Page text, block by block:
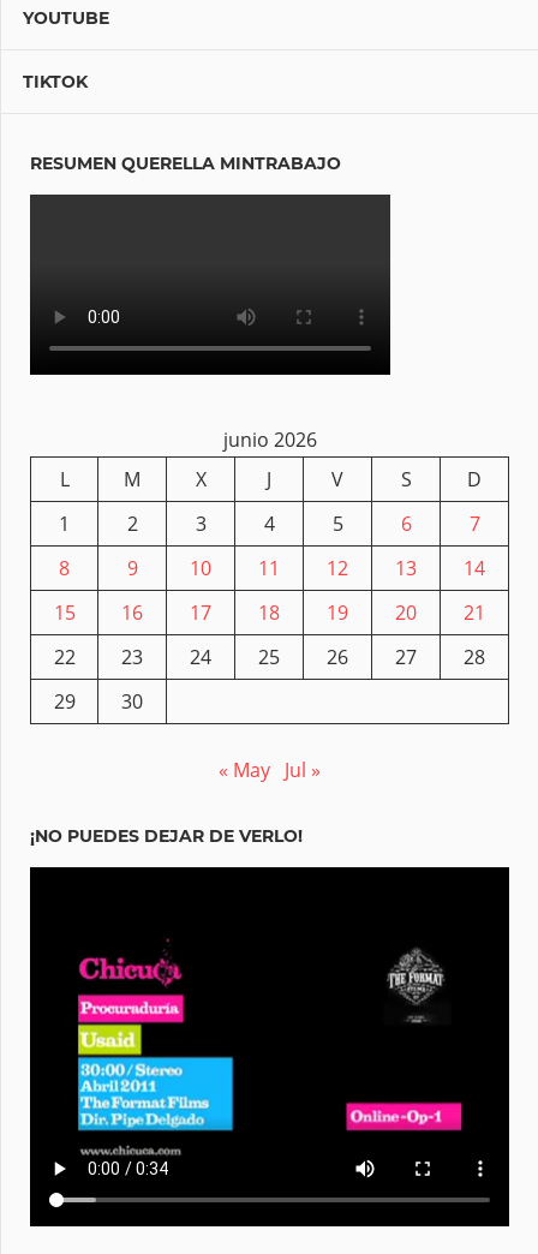
YOUTUBE
TIKTOK
RESUMEN QUERELLA MINTRABAJO
junio 2026
L
M X J V S
D
1
2 3 4 5 6
7
8
9 10 11 12 13
14
15
16 17 18 19 20
21
22
23 24 25 26 27
28
29
30
« May Jul »
¡NO PUEDES DEJAR DE VERLO!